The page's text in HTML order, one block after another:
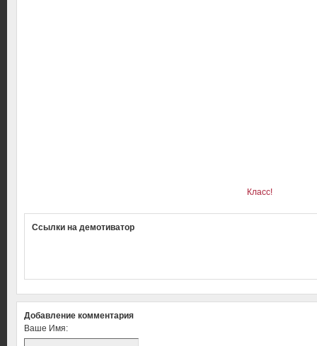
Класс!
Ссылки на демотиватор
Добавление комментария
Ваше Имя: